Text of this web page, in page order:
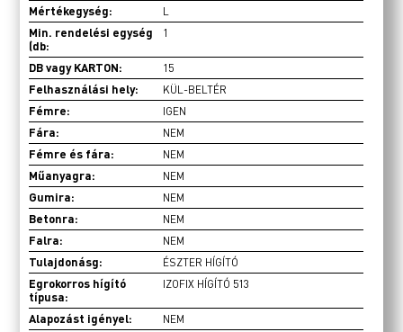
Mértékegység: L
Min. rendelési egység
(db:
1
DB vagy KARTON: 15
Felhasználási hely: KÜL-BELTÉR
Fémre: IGEN
Fára: NEM
Fémre és fára: NEM
Műanyagra: NEM
Gumira: NEM
Betonra: NEM
Falra: NEM
Tulajdonásg: ÉSZTER HÍGÍTÓ
Egrokorros hígító
típusa:
IZOFIX HÍGÍTÓ 513
Alapozást igényel: NEM